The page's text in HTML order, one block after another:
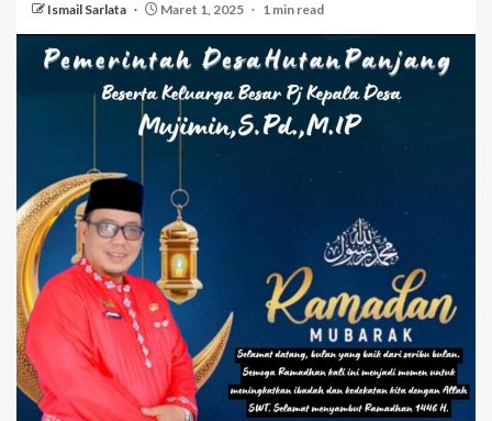
Ismail Sarlata Maret 1, 2025 1 min read